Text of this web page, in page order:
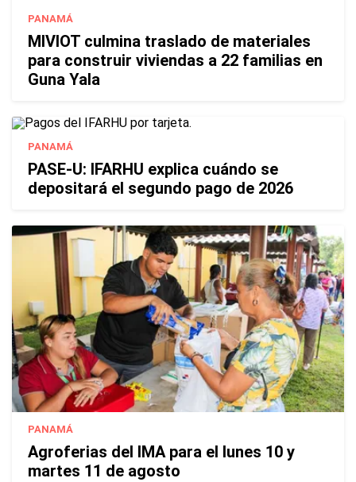
PANAMÁ
MIVIOT culmina traslado de materiales
para construir viviendas a 22 familias en
Guna Yala
PANAMÁ
PASE-U: IFARHU explica cuándo se
depositará el segundo pago de 2026
PANAMÁ
Agroferias del IMA para el lunes 10 y
martes 11 de agosto